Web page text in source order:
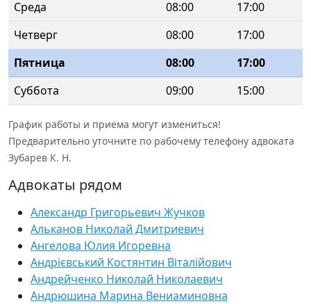
Среда
08:00
17:00
Четверг
08:00
17:00
Пятница
08:00
17:00
Суббота
09:00 15:00
График работы и приема могут измениться!
Предварительно уточните по рабочему телефону адвоката
Зубарев К. Н.
Адвокаты рядом
Александр Григорьевич Жучков
Альканов Николай Дмитриевич
Ангелова Юлия Игоревна
Андрієвський Костянтин Віталійович
Андрейченко Николай Николаевич
Андрюшина Марина Вениаминовна